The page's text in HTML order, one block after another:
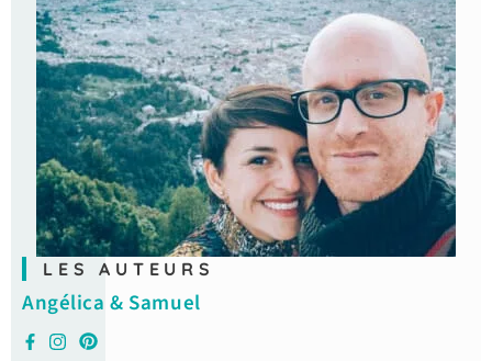
LES AUTEURS
Angélica & Samuel